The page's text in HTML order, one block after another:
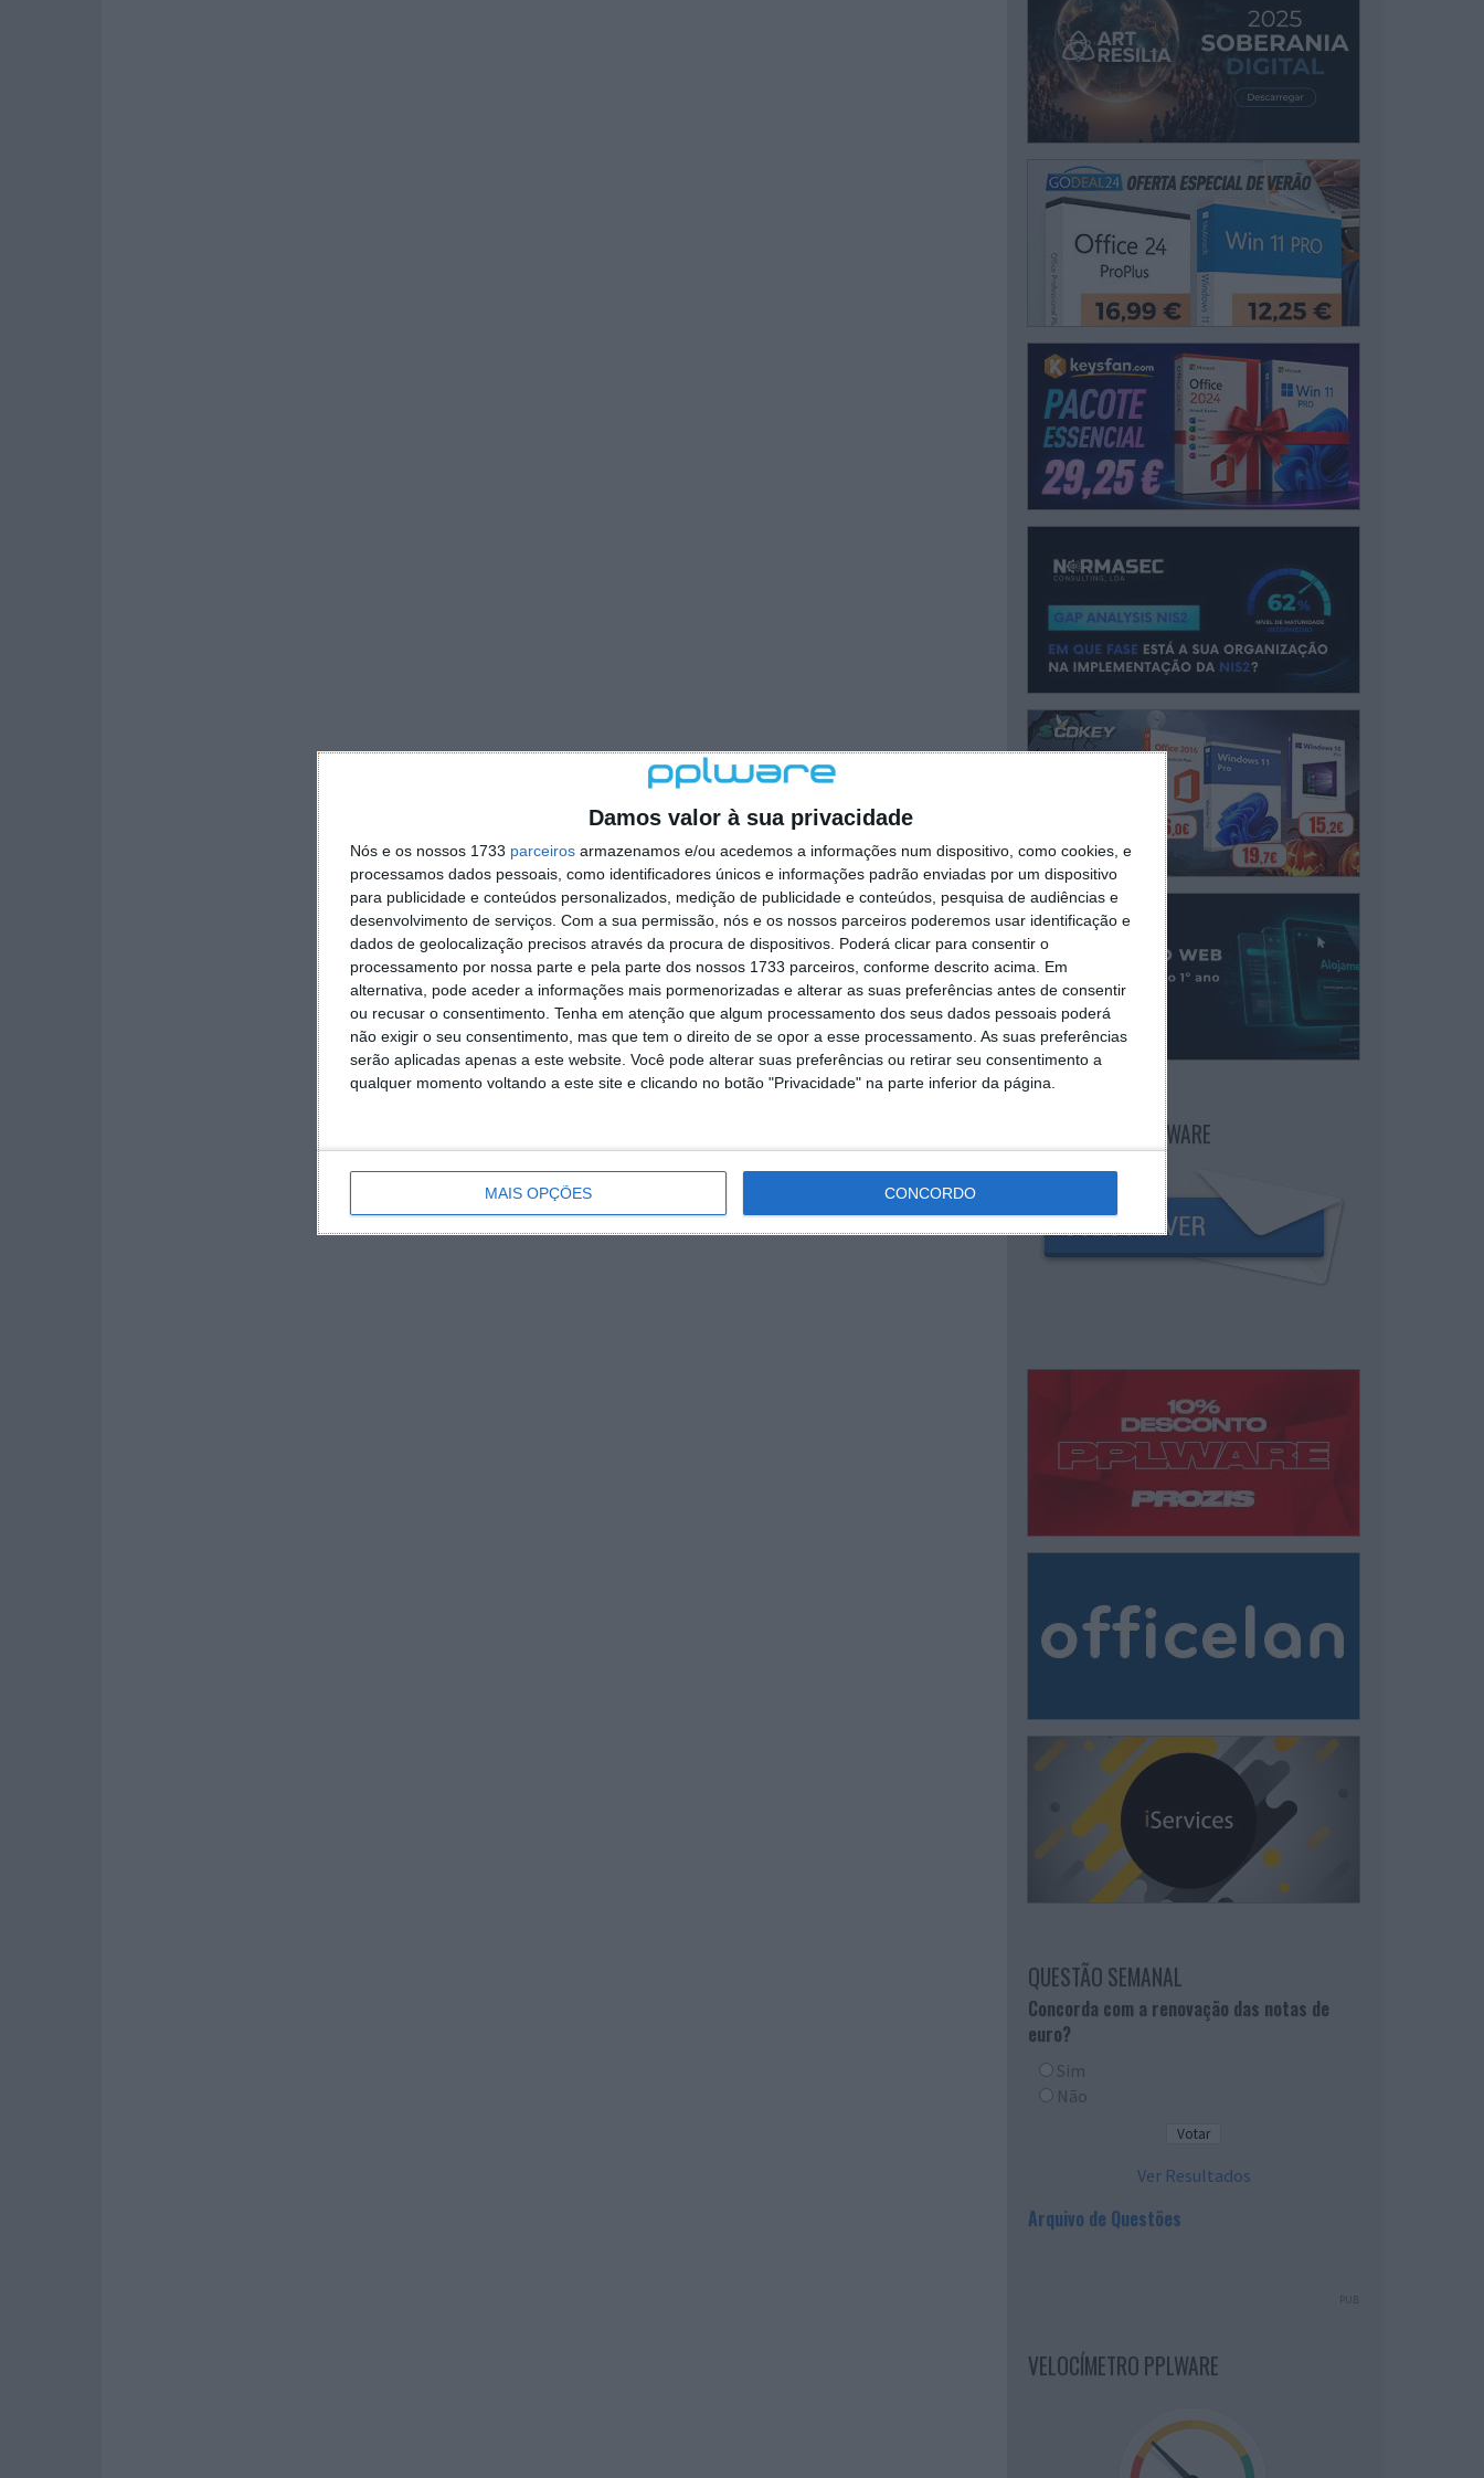
Damos valor à sua privacidade
Nós e os nossos 1733 parceiros armazenamos e/ou acedemos a informações num dispositivo, como cookies, e
processamos dados pessoais, como identificadores únicos e informações padrão enviadas por um dispositivo
para publicidade e conteúdos personalizados, medição de publicidade e conteúdos, pesquisa de audiências e
desenvolvimento de serviços. Com a sua permissão, nós e os nossos parceiros poderemos usar identificação e
dados de geolocalização precisos através da procura de dispositivos. Poderá clicar para consentir o
processamento por nossa parte e pela parte dos nossos 1733 parceiros, conforme descrito acima. Em
alternativa, pode aceder a informações mais pormenorizadas e alterar as suas preferências antes de consentir
ou recusar o consentimento. Tenha em atenção que algum processamento dos seus dados pessoais poderá
não exigir o seu consentimento, mas que tem o direito de se opor a esse processamento. As suas preferências
serão aplicadas apenas a este website. Você pode alterar suas preferências ou retirar seu consentimento a
qualquer momento voltando a este site e clicando no botão "Privacidade" na parte inferior da página.
MAIS OPÇÕES CONCORDO
NEWSLETTER PPLWARE
QUESTÃO SEMANAL
Concorda com a renovação das notas de
euro?
Sim
Não
Ver Resultados
Arquivo de Questões
PUB
VELOCÍMETRO PPLWARE